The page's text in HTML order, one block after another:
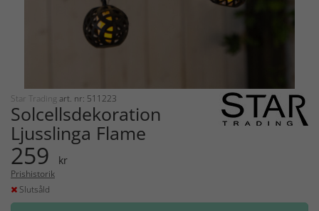
Star Trading art. nr: 511223
Solcellsdekoration
Ljusslinga Flame
259 kr
Prishistorik
Slutsåld